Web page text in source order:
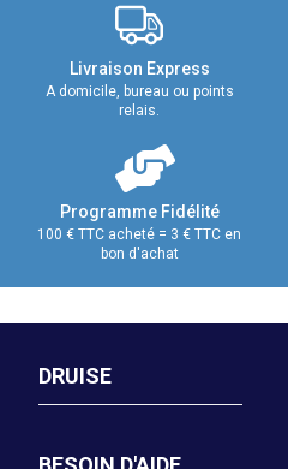
Livraison Express
A domicile, bureau ou points
relais.
Programme Fidélité
100 € TTC acheté = 3 € TTC en
bon d'achat
DRUISE